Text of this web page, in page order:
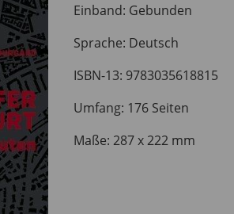
Einband: Gebunden
Sprache: Deutsch
ISBN-13: 9783035618815
Umfang: 176 Seiten
Maße: 287 x 222 mm